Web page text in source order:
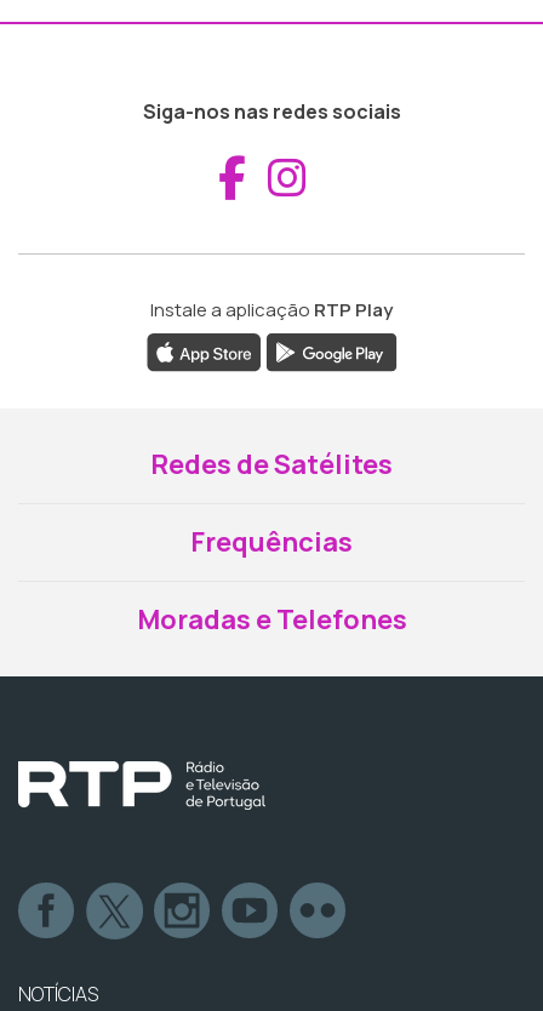
Siga-nos nas redes sociais
Aceder ao
Instale a aplicação RTP Play
Redes de Satélites
Frequências
Moradas e Telefones
NOTÍCIAS